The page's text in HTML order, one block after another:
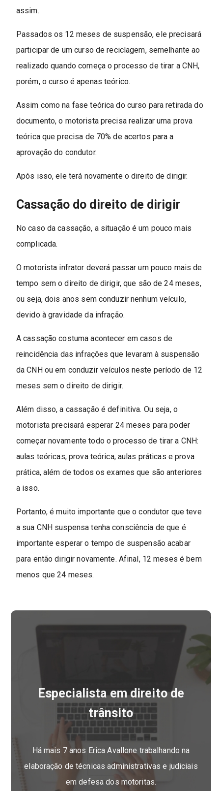
assim.
Passados os 12 meses de suspensão, ele precisará
participar de um curso de reciclagem, semelhante ao
realizado quando começa o processo de tirar a CNH,
porém, o curso é apenas teórico.
Assim como na fase teórica do curso para retirada do
documento, o motorista precisa realizar uma prova
teórica que precisa de 70% de acertos para a
aprovação do condutor.
Após isso, ele terá novamente o direito de dirigir.
Cassação do direito de dirigir
No caso da cassação, a situação é um pouco mais
complicada.
O motorista infrator deverá passar um pouco mais de
tempo sem o direito de dirigir, que são de 24 meses,
ou seja, dois anos sem conduzir nenhum veículo,
devido à gravidade da infração.
A cassação costuma acontecer em casos de
reincidência das infrações que levaram à suspensão
da CNH ou em conduzir veículos neste período de 12
meses sem o direito de dirigir.
Além disso, a cassação é definitiva. Ou seja, o
motorista precisará esperar 24 meses para poder
começar novamente todo o processo de tirar a CNH:
aulas teóricas, prova teórica, aulas práticas e prova
prática, além de todos os exames que são anteriores
a isso.
Portanto, é muito importante que o condutor que teve
a sua CNH suspensa tenha consciência de que é
importante esperar o tempo de suspensão acabar
para então dirigir novamente. Afinal, 12 meses é bem
menos que 24 meses.
Especialista em direito de
trânsito
Há mais 7 anos Erica Avallone trabalhando na
elaboração de técnicas administrativas e judiciais
em defesa dos motoritas.